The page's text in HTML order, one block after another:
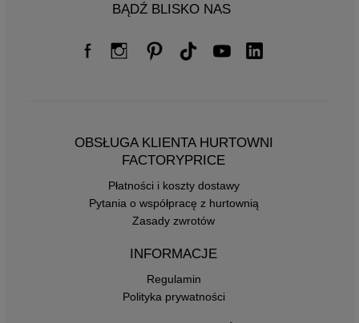
BĄDŹ BLISKO NAS
OBSŁUGA KLIENTA HURTOWNI
FACTORYPRICE
Płatności i koszty dostawy
Pytania o współpracę z hurtownią
Zasady zwrotów
INFORMACJE
Regulamin
Polityka prywatności